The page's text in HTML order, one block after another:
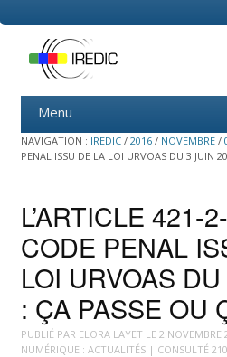
Menu
content
NAVIGATION : IREDIC / 2016 / NOVEMBRE /
PENAL ISSU DE LA LOI URVOAS DU 3 JUIN
L’ARTICLE 421-
CODE PENAL
LOI URVOAS
: ÇA PASSE OU
PUBLIÉ PAR ELORA LAYET LE 2 NOVEMBRE
NUMÉRIQUE : ACTUALITÉS| CONSULTÉ